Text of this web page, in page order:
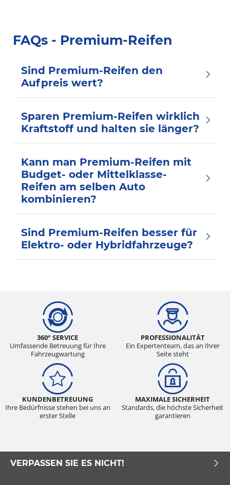
FAQs - Premium-Reifen
Sind Premium-Reifen den
Aufpreis wert?
Sparen Premium-Reifen wirklich
Kraftstoff und halten sie länger?
Kann man Premium-Reifen mit
Budget- oder Mittelklasse-
Reifen am selben Auto
kombinieren?
Sind Premium-Reifen besser für
Elektro- oder Hybridfahrzeuge?
360° SERVICE
Umfassende Betreuung für Ihre
Fahrzeugwartung
PROFESSIONALITÄT
Ein Expertenteam, das an Ihrer
Seite steht
KUNDENBETREUUNG
Ihre Bedürfnisse stehen bei uns an
erster Stelle
MAXIMALE SICHERHEIT
Standards, die höchste Sicherheit
garantieren
VERPASSEN SIE ES NICHT!